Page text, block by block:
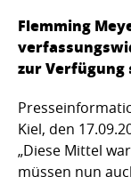
Flemming
zur Verfügung
Kiel, den
„Diese Mittel
müssen nun